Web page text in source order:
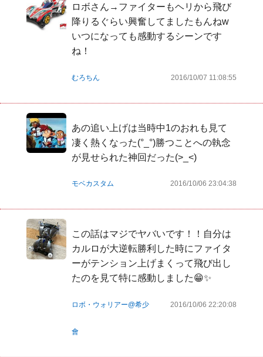
ロボさん→ファイターもヘリから飛び
降りるぐらい興奮してましたもんねw
いつになっても感動するシーンです
ね！
むろちん 2016/10/07 11:08:55
あの追い上げは当時中1のおれも見て
凄く熱くなった(°_°)勝つことへの執念
が見せられた神回だった(>_<)
モベカスタム 2016/10/06 23:04:38
この話はマジでヤバいです！！自分は
カルロが大逆転勝利した時にファイタ
ーがテンション上げまくって飛び出し
たのを見て特に感動しました😁✨
ロボ・ウォリアー@希少
會
2016/10/06 22:20:08